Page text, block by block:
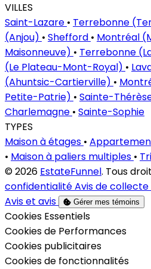
VILLES
Saint-Lazare • Terrebonne
(Anjou) • Shefford • Montréal
Maisonneuve) • Terrebonne
(Le Plateau-Mont-Royal) •
(Ahuntsic-Cartierville) •
Petite-Patrie) • Sainte-
Charlemagne • Sainte-Sophie
TYPES
Maison à étages •
• Maison à paliers multiples •
© 2026 EstateFunnel. Tous
confidentialitéAvis de collecte
Avis et avis
Gérer mes témoins
Activer
Cookies Essentiels
Activer
Cookies de Performances
Activer
Cookies publicitaires
Activer
Cookies de fonctionnalités